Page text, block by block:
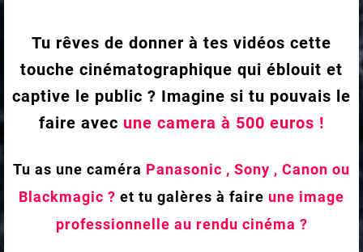
Tu rêves de donner à tes vidéos cette
touche cinématographique qui éblouit et
captive le public ? Imagine si tu pouvais le
faire avec une camera à 500 euros !
Tu as une caméra Panasonic , Sony , Canon ou
Blackmagic ? et tu galères à faire une image
professionnelle au rendu cinéma ?